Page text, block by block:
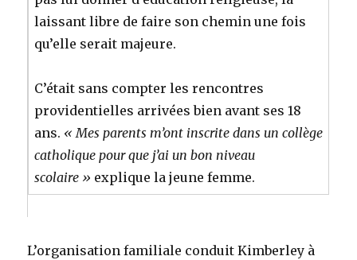
laissant libre de faire son chemin une fois
qu’elle serait majeure.
C’était sans compter les rencontres
providentielles arrivées bien avant ses 18
ans. « Mes parents m’ont inscrite dans un collège
catholique pour que j’ai un bon niveau
scolaire » explique la jeune femme.
L’organisation familiale conduit Kimberley à